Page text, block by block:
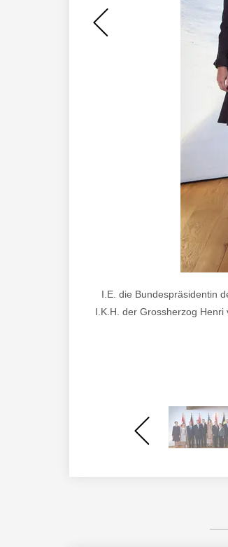
I.E. die Bundespräsidentin
I.K.H. der Grossherzog